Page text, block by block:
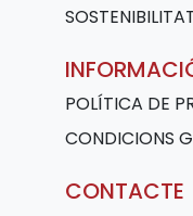
POLÍTICA DE
CONDICIONS
CONTACTE